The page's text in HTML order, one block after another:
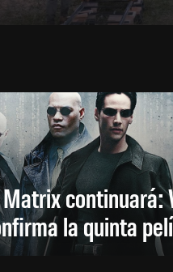
continuará:
la quinta